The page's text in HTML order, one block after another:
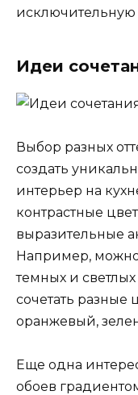
Идеи
Выбор разных
создать
интерьер на
контрастные
выразительные
Например,
темных и светлых
сочетать разные
оранжевый,
Еще одна
обоев